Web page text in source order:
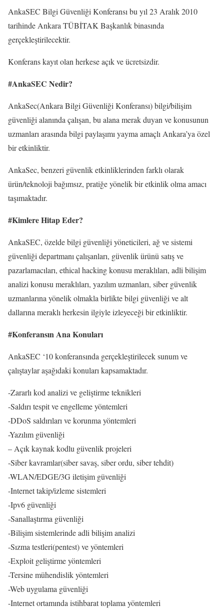
AnkaSEC Bilgi Güvenliği Konferansı bu yıl 23 Aralık 2010
tarihinde Ankara TÜBİTAK Başkanlık binasında
gerçekleştirilecektir.
Konferans kayıt olan herkese açık ve ücretsizdir.
#AnkaSEC Nedir?
AnkaSec(Ankara Bilgi Güvenliği Konferansı) bilgi/bilişim
güvenliği alanında çalışan, bu alana merak duyan ve konusunun
uzmanları arasında bilgi paylaşımı yayma amaçlı Ankara’ya özel
bir etkinliktir.
AnkaSec, benzeri güvenlik etkinliklerinden farklı olarak
ürün/teknoloji bağımsız, pratiğe yönelik bir etkinlik olma amacı
taşımaktadır.
#Kimlere Hitap Eder?
AnkaSEC, özelde bilgi güvenliği yöneticileri, ağ ve sistemi
güvenliği departmanı çalışanları, güvenlik ürünü satış ve
pazarlamacıları, ethical hacking konusu meraklıları, adli bilişim
analizi konusu meraklıları, yazılım uzmanları, siber güvenlik
uzmanlarına yönelik olmakla birlikte bilgi güvenliği ve alt
dallarına meraklı herkesin ilgiyle izleyeceği bir etkinliktir.
#Konferansın Ana Konuları
AnkaSEC ‘10 konferansında gerçekleştirilecek sunum ve
çalıştaylar aşağıdaki konuları kapsamaktadır.
-Zararlı kod analizi ve geliştirme teknikleri
-Saldırı tespit ve engelleme yöntemleri
-DDoS saldırıları ve korunma yöntemleri
-Yazılım güvenliği
– Açık kaynak kodlu güvenlik projeleri
-Siber kavramlar(siber savaş, siber ordu, siber tehdit)
-WLAN/EDGE/3G iletişim güvenliği
-Internet takip/izleme sistemleri
-Ipv6 güvenliği
-Sanallaştırma güvenliği
-Bilişim sistemlerinde adli bilişim analizi
-Sızma testleri(pentest) ve yöntemleri
-Exploit geliştirme yöntemleri
-Tersine mühendislik yöntemleri
-Web uygulama güvenliği
-Internet ortamında istihbarat toplama yöntemleri